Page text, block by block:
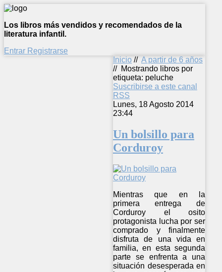
Los libros más vendidos y recomendados de la
literatura infantil.
Entrar Registrarse
Inicio // A partir de 6 años
// Mostrando libros por
etiqueta: peluche
Suscribirse a este canal
RSS
Lunes, 18 Agosto 2014
23:44
Un bolsillo para
Corduroy
Mientras que en la
primera entrega de
Corduroy el osito
protagonista lucha por ser
comprado y finalmente
disfruta de una vida en
familia, en esta segunda
parte se enfrenta a una
situación desesperada en